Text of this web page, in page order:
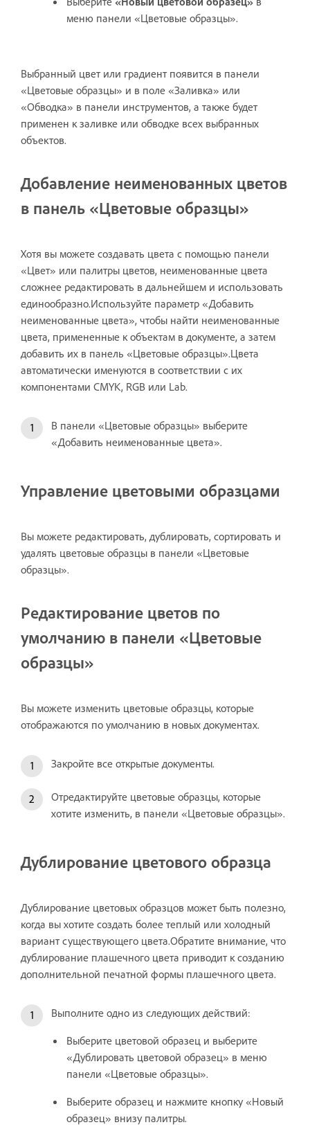
меню панели «Цветовые образцы».
Выбранный цвет или градиент появится в панели
«Цветовые образцы» и в поле «Заливка» или
«Обводка» в панели инструментов, а также будет
применен к заливке или обводке всех выбранных
объектов.
Добавление неименованных цветов
в панель «Цветовые образцы»
Хотя вы можете создавать цвета с помощью панели
«Цвет» или палитры цветов, неименованные цвета
сложнее редактировать в дальнейшем и использовать
единообразно.Используйте параметр «Добавить
неименованные цвета», чтобы найти неименованные
цвета, примененные к объектам в документе, а затем
добавить их в панель «Цветовые образцы».Цвета
автоматически именуются в соответствии с их
компонентами CMYK, RGB или Lab.
В панели «Цветовые образцы» выберите
«Добавить неименованные цвета».
Управление цветовыми образцами
Вы можете редактировать, дублировать, сортировать и
удалять цветовые образцы в панели «Цветовые
образцы».
Редактирование цветов по
умолчанию в панели «Цветовые
образцы»
Вы можете изменить цветовые образцы, которые
отображаются по умолчанию в новых документах.
Закройте все открытые документы.
Отредактируйте цветовые образцы, которые
хотите изменить, в панели «Цветовые образцы».
Дублирование цветового образца
Дублирование цветовых образцов может быть полезно,
когда вы хотите создать более теплый или холодный
вариант существующего цвета.Обратите внимание, что
дублирование плашечного цвета приводит к созданию
дополнительной печатной формы плашечного цвета.
Выполните одно из следующих действий:
Выберите цветовой образец и выберите
«Дублировать цветовой образец» в меню
панели «Цветовые образцы».
Выберите образец и нажмите кнопку «Новый
образец» внизу палитры.